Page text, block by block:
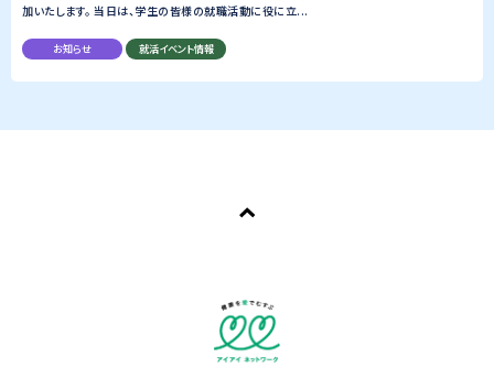
加いたします。 当日は、学生の皆様の就職活動に役に立...
お知らせ 就活イベント情報